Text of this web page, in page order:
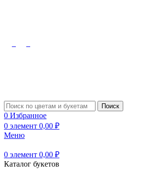
Поиск
0 Избранное
0 элемент 0,00 ₽
Меню
0 элемент 0,00 ₽
Каталог букетов